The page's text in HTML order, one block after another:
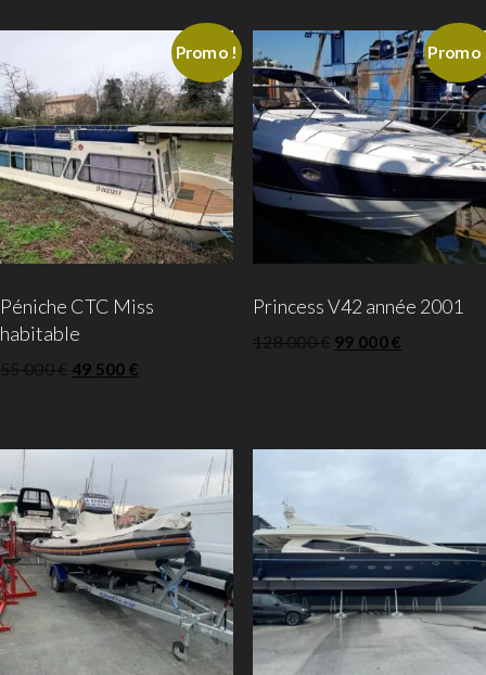
Promo !
Péniche CTC Miss
habitable
55 000€ 49 500 €
Promo
Princess V42 année 2001
128 000€ 99 000€